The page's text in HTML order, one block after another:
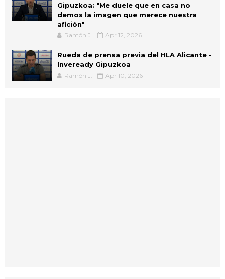
Gipuzkoa: "Me duele que en casa no
demos la imagen que merece nuestra
afición"
Ramón J. Apr 12, 2026
Rueda de prensa previa del HLA Alicante -
Inveready Gipuzkoa
Ramón J. Apr 10, 2026